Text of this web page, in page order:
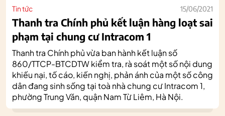
Tin tức 15/06/2021
Thanh tra Chính phủ kết luận hàng loạt sai
phạm tại chung cư Intracom 1
Thanh tra Chính phủ vừa ban hành kết luận số
860/TTCP-BTCDTW kiểm tra, rà soát một số nội dung
khiếu nại, tố cáo, kiến nghị, phản ánh của một số công
dân đang sinh sống tại toà nhà chung cư Intracom 1,
phường Trung Văn, quận Nam Từ Liêm, Hà Nội.